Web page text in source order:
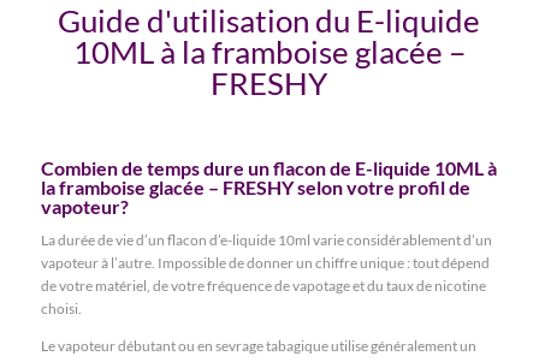
Guide d'utilisation du E-liquide
10ML à la framboise glacée –
FRESHY
Combien de temps dure un flacon de E-liquide 10ML à
la framboise glacée – FRESHY selon votre profil de
vapoteur?
La durée de vie d’un flacon d’e-liquide 10ml varie considérablement d’un
vapoteur à l’autre. Impossible de donner un chiffre unique : tout dépend
de votre matériel, de votre fréquence de vapotage et du taux de nicotine
choisi.
Le vapoteur débutant ou en sevrage tabagique utilise généralement un